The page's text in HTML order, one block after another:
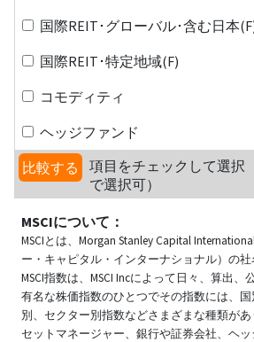
国際REIT･グローバル･含む日本
国際REIT･特定地域(F)
コモディティ
ヘッジファンド
比較する
項目をチェックして選択
で選択可）
MSCIについて：
MSCIとは、Morgan Stanley Capital
ー・キャピタル・インターナショナル）の社
MSCI指数は、MSCI Incによって日々、算出
有名な株価指数のひとつでその指数には、
別、セクター別指数などさまざまな種類があ
セットマネージャー、銀行や証券会社、ヘ